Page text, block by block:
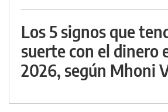
Los 5 signos que
suerte con el dinero
2026, según Mhoni